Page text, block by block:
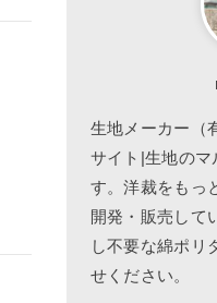
生地メーカー（
サイト|生地のマ
す。洋裁をもっ
開発・販売して
し不要な綿ポリ
せください。